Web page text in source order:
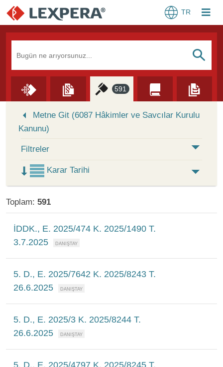
TR
S
591
Metne Git (6087 Hâkimler ve Savcılar Kurulu
Kanunu)
Filtreler
Karar Tarihi
Toplam: 591
İDDK., E. 2025/474 K. 2025/1490 T.
3.7.2025
5. D., E. 2025/7642 K. 2025/8243 T.
26.6.2025
5. D., E. 2025/3 K. 2025/8244 T.
26.6.2025